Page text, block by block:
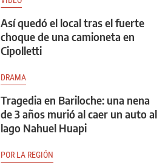
Así quedó el local tras el fuerte
choque de una camioneta en
Cipolletti
DRAMA
Tragedia en Bariloche: una nena
de 3 años murió al caer un auto al
lago Nahuel Huapi
POR LA REGIÓN